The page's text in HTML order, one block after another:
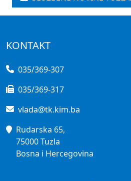
KONTAKT
035/369-307
035/369-317
vlada@tk.kim.ba
Rudarska 65,
75000 Tuzla
Bosna i Hercegovina